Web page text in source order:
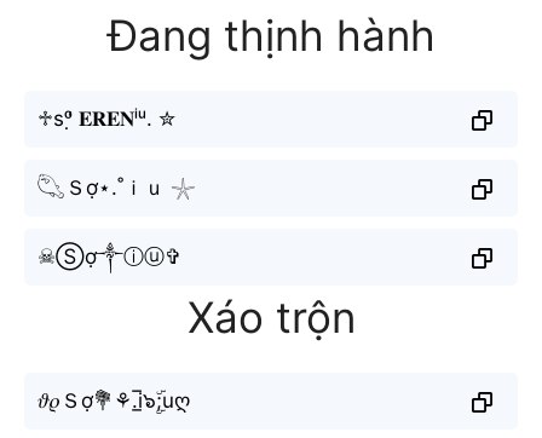
Đang thịnh hành
♱sᵒ̛̣ 𝐄𝐑𝐄𝐍ⁱᵘ. ✮
𓆡Ｓợ⋆.˚ｉｕ 𓇼
☠︎︎Ⓢợ༒︎ⓘⓤ✞︎
Xáo trộn
𝜗𝜚Ｓợ💐⚘.i̲̅๖ۣۜ;uღ